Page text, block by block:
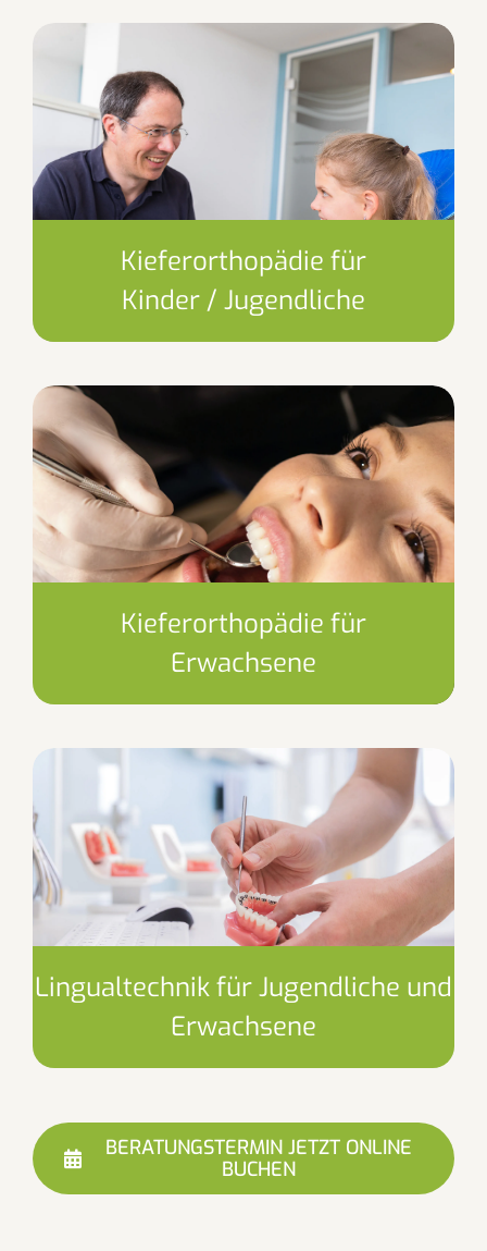
Kieferorthopädie für
Kinder / Jugendliche
Kieferorthopädie für
Erwachsene
Lingualtechnik für Jugendliche und
Erwachsene
BERATUNGSTERMIN JETZT ONLINE
BUCHEN